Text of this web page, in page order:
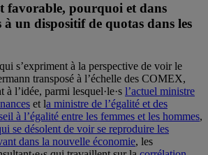
favorable, pourquoi et dans
à un dispositif de quotas dans les
s’expriment à la perspective de voir le
transposé à l’échelle des COMEX,
à l’idée, parmi lesquel·le·s l’actuel ministre
et la ministre de l’égalité et des
à l’égalité entre les femmes et les hommes,
se désolent de voir se reproduire les
dans la nouvelle économie, les